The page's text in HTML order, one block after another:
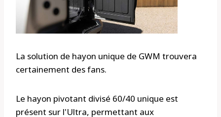
La solution de hayon unique de GWM trouvera
certainement des fans.
Le hayon pivotant divisé 60/40 unique est
présent sur l'Ultra, permettant aux